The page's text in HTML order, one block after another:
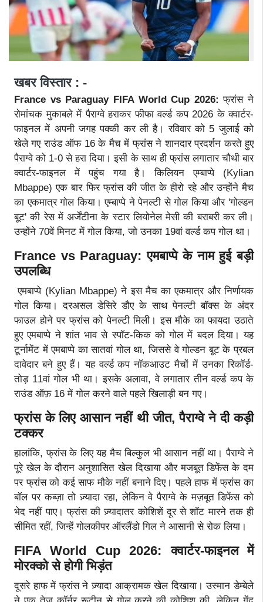
खबर विस्तार : -
France vs Paraguay FIFA World Cup 2026:फ्रांस ने
रोमांचक मुकाबले में पैराग्वे हराकर फीफा वर्ल्ड कप 2026 के क्वार्टर-
फाइनल में अपनी जगह पक्की कर ली है। रविवार को 5 जुलाई को
खेले गए राउंड ऑफ 16 के मैच में फ्रांस ने शानदार प्रदर्शन करते हुए
पैराग्वे को 1-0 से हरा दिया। इसी के साथ ही फ्रांस लगातार चौथी बार
क्वार्टर-फाइनल में पहुंच गया है। किलियन एम्बाप्पे (Kylian
Mbappe) एक बार फिर फ्रांस की जीत के हीरो रहे और उन्होंने मैच
का एकमात्र गोल किया। एम्बाप्पे ने पेनल्टी से गोल किया और 'गोल्डन
बूट' की रेस में अर्जेंटीना के स्टार लियोनेल मेसी की बराबरी कर ली।
उन्होंने 70वें मिनट में गोल किया, जो उनका 19वां वर्ल्ड कप गोल था।
France vs Paraguay: एमबाप्पे के नाम हुई बड़ी
उपलब्धि
एमबाप्पे (Kylian Mbappe) ने इस मैच का एकमात्र और निर्णायक
गोल किया। दरअसल डेसिरे डौए के साथ पेनल्टी बॉक्स के अंदर
फाउल होने पर फ्रांस को पेनल्टी मिली। इस मौके का फायदा उठाते
हुए एमबाप्पे ने शांत भाव से स्पॉट-किक को गोल में बदल दिया। यह
टूर्नामेंट में एमबाप्पे का सातवां गोल था, जिससे वे गोल्डन बूट के प्रबल
दावेदार बने हुए हैं। यह वर्ल्ड कप नॉकआउट मैचों में उनका रिकॉर्ड-
तोड़ 11वां गोल भी था। इसके अलावा, वे लगातार तीन वर्ल्ड कप के
राउंड ऑफ़ 16 में गोल करने वाले पहले खिलाड़ी बन गए।
फ्रांस के लिए आसान नहीं थी जीत, पैराग्वे ने दी कड़ी
टक्कर
हालांकि, फ्रांस के लिए यह मैच बिल्कुल भी आसान नहीं था। पैराग्वे ने
पूरे खेल के दौरान अनुशासित खेल दिखाया और मजबूत डिफेंस के दम
पर फ्रांस को कई साफ मौके नहीं बनाने दिए। पहले हाफ में फ्रांस का
बॉल पर कब्ज़ा तो ज़्यादा रहा, लेकिन वे पैराग्वे के मज़बूत डिफेंस को
भेद नहीं पाए। फ्रांस की ज़्यादातर कोशिशें दूर से शॉट मारने तक ही
सीमित रहीं, जिन्हें गोलकीपर ऑरलैंडो गिल ने आसानी से रोक लिया।
FIFA World Cup 2026: क्वार्टर-फाइनल में
मोरक्को से होगी भिड़ंत
दूसरे हाफ में फ्रांस ने ज़्यादा आक्रामक खेल दिखाया। उस्मान डेम्बेले